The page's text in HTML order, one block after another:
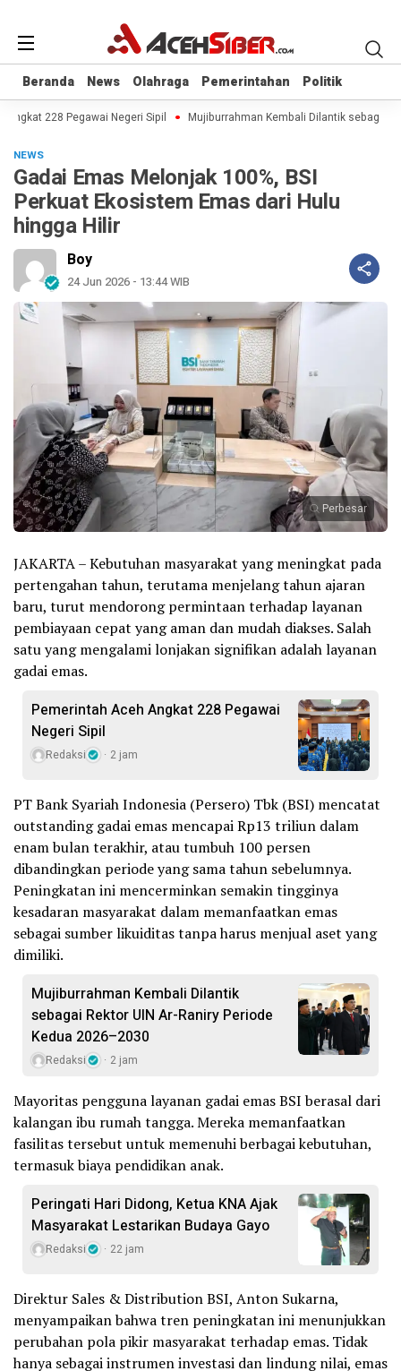
Beranda News Olahraga Pemerintahan Politik
Beranda News Olahraga Pemerintahan Politik
228 Pegawai Negeri Sipil Mujiburrahman Kembali Dilantik sebagai
NEWS
Gadai Emas Melonjak 100%, BSI
Perkuat Ekosistem Emas dari Hulu
hingga Hilir
Boy
24 Jun 2026 - 13:44 WIB
Perbesar
JAKARTA – Kebutuhan masyarakat yang meningkat pada
pertengahan tahun, terutama menjelang tahun ajaran
baru, turut mendorong permintaan terhadap layanan
pembiayaan cepat yang aman dan mudah diakses. Salah
satu yang mengalami lonjakan signifikan adalah layanan
gadai emas.
Pemerintah Aceh Angkat 228 Pegawai
Negeri Sipil
Redaksi 2 jam
PT Bank Syariah Indonesia (Persero) Tbk (BSI) mencatat
outstanding gadai emas mencapai Rp13 triliun dalam
enam bulan terakhir, atau tumbuh 100 persen
dibandingkan periode yang sama tahun sebelumnya.
Peningkatan ini mencerminkan semakin tingginya
kesadaran masyarakat dalam memanfaatkan emas
sebagai sumber likuiditas tanpa harus menjual aset yang
dimiliki.
Mujiburrahman Kembali Dilantik
sebagai Rektor UIN Ar-Raniry Periode
Kedua 2026–2030
Redaksi 2 jam
Mayoritas pengguna layanan gadai emas BSI berasal dari
kalangan ibu rumah tangga. Mereka memanfaatkan
fasilitas tersebut untuk memenuhi berbagai kebutuhan,
termasuk biaya pendidikan anak.
Peringati Hari Didong, Ketua KNA Ajak
Masyarakat Lestarikan Budaya Gayo
Redaksi 22 jam
Direktur Sales & Distribution BSI, Anton Sukarna,
menyampaikan bahwa tren peningkatan ini menunjukkan
perubahan pola pikir masyarakat terhadap emas. Tidak
hanya sebagai instrumen investasi dan lindung nilai, emas